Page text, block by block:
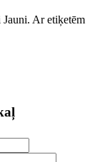
Ar etiķetēm